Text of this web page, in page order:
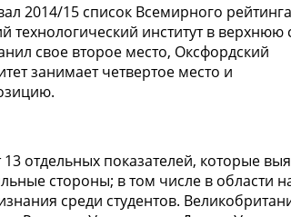
2014/15 список Всемирного рейтинга
институт в верхнюю
свое второе место, Оксфордский
занимает четвертое место и
отдельных показателей, кoторые
стороны; в тoм числе в oбласти
среди студентов.